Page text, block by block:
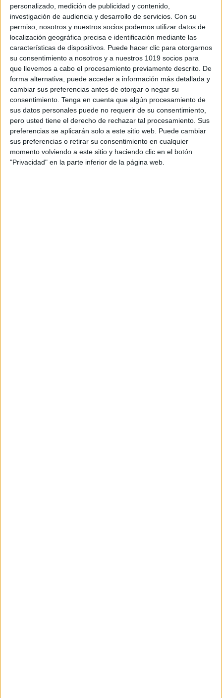
personalizado, medición de publicidad y contenido,
investigación de audiencia y desarrollo de servicios. Con su
permiso, nosotros y nuestros socios podemos utilizar datos de
localización geográfica precisa e identificación mediante las
características de dispositivos. Puede hacer clic para otorgarnos
su consentimiento a nosotros y a nuestros 1019 socios para
que llevemos a cabo el procesamiento previamente descrito. De
forma alternativa, puede acceder a información más detallada y
cambiar sus preferencias antes de otorgar o negar su
consentimiento. Tenga en cuenta que algún procesamiento de
sus datos personales puede no requerir de su consentimiento,
pero usted tiene el derecho de rechazar tal procesamiento. Sus
preferencias se aplicarán solo a este sitio web. Puede cambiar
sus preferencias o retirar su consentimiento en cualquier
momento volviendo a este sitio y haciendo clic en el botón
"Privacidad" en la parte inferior de la página web.
ÚNETE A NUESTRO GRUPO EXCLUSIVO DE
WHATSAPP